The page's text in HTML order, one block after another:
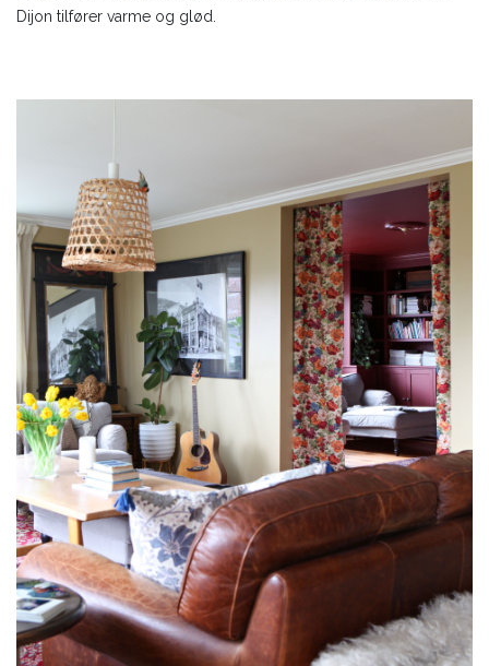
Dijon tilfører varme og glød.